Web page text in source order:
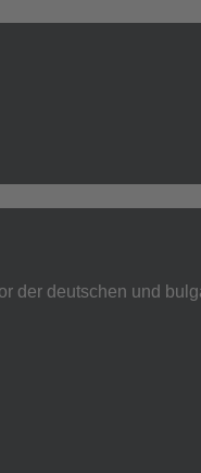
der deutschen und